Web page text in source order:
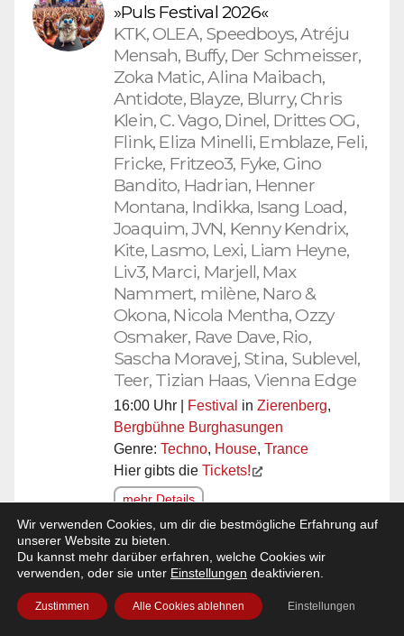
»Puls Festival 2026«
KTK, OLEA, Speedboys, Atréju
Mensah, Buffy, Der Schmeisser,
Zoka Matic, Alina Maibach,
Antidote, Blayze, Blurry, Chris
Klein, C. Vago, Dinel, Drittes OG,
Flink, Eliza Minelli, Emblaze, Feli,
Fricke, Fritzeo3, Fyke, Gino
Bandito, Hadrian, Henner
Montana, Indikka, Isang Load,
Joaquim, JVN, Kenny Kendrix,
Kite, Lasmo, Lexi, Liam Heyne,
Liv3, Marci, Marjell, Max
Nammert, milène, Naro &
Okona, Nicola Mentha, Ozzy
Osmaker, Rave Dave, Rio,
Sascha Moravej, Stina, Sublevel,
Teer, Tizian Haas, Vienna Edge
16:00 Uhr | Festival in Zierenberg,
Bergbühne Burghasungen
Genre: Techno, House, Trance
Hier gibts die Tickets!
mehr Details
Freitag 07. August 2026
»Live in Bad Driburg«
DJ Marcus & Markus
Wir verwenden Cookies, um dir die bestmögliche Erfahrung auf
unserer Website zu bieten.
Du kannst mehr darüber erfahren, welche Cookies wir
verwenden, oder sie unter Einstellungen deaktivieren.
Zustimmen Alle Cookies ablehnen Einstellungen